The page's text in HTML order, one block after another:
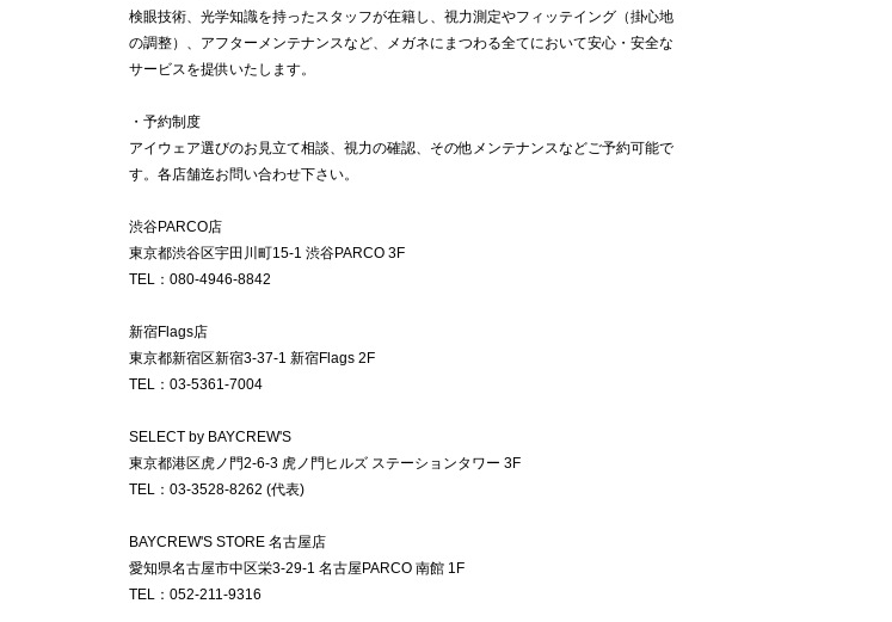
検眼技術、光学知識を持ったスタッフが在籍し、視力測定やフィッテイング（掛心地
の調整）、アフターメンテナンスなど、メガネにまつわる全てにおいて安心・安全な
サービスを提供いたします。
・予約制度
アイウェア選びのお見立て相談、視力の確認、その他メンテナンスなどご予約可能で
す。各店舗迄お問い合わせ下さい。
渋谷PARCO店
東京都渋谷区宇田川町15-1 渋谷PARCO 3F
TEL：080-4946-8842
新宿Flags店
東京都新宿区新宿3-37-1 新宿Flags 2F
TEL：03-5361-7004
SELECT by BAYCREW'S
東京都港区虎ノ門2-6-3 虎ノ門ヒルズ ステーションタワー 3F
TEL：03-3528-8262 (代表)
BAYCREW'S STORE 名古屋店
愛知県名古屋市中区栄3-29-1 名古屋PARCO 南館 1F
TEL：052-211-9316